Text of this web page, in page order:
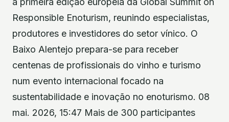
Responsible Enoturism, reunindo especialistas,
produtores e investidores do setor vínico. O
Baixo Alentejo prepara-se para receber
centenas de profissionais do vinho e turismo
num evento internacional focado na
sustentabilidade e inovação no enoturismo. 08
mai. 2026, 15:47 Mais de 300 participantes